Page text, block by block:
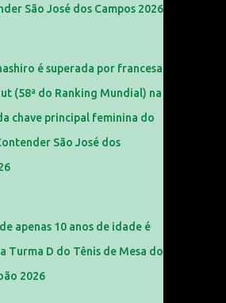
São José dos Campos 2026
é superada por francesa
(58ª do Ranking Mundial) na
chave principal feminina do
São José dos
apenas 10 anos de idade é
Turma D do Tênis de Mesa do
2026